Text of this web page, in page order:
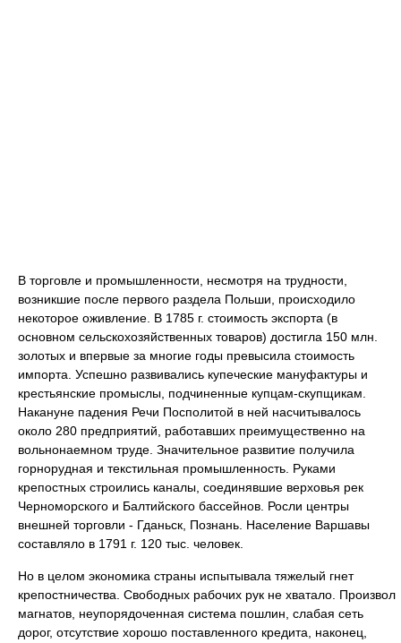
В торговле и промышленности, несмотря на трудности,
возникшие после первого раздела Польши, происходило
некоторое оживление. В 1785 г. стоимость экспорта (в
основном сельскохозяйственных товаров) достигла 150 млн.
золотых и впервые за многие годы превысила стоимость
импорта. Успешно развивались купеческие мануфактуры и
крестьянские промыслы, подчиненные купцам-скупщикам.
Накануне падения Речи Посполитой в ней насчитывалось
около 280 предприятий, работавших преимущественно на
вольнонаемном труде. Значительное развитие получила
горнорудная и текстильная промышленность. Руками
крепостных строились каналы, соединявшие верховья рек
Черноморского и Балтийского бассейнов. Росли центры
внешней торговли - Гданьск, Познань. Население Варшавы
составляло в 1791 г. 120 тыс. человек.
Но в целом экономика страны испытывала тяжелый гнет
крепостничества. Свободных рабочих рук не хватало. Произвол
магнатов, неупорядоченная система пошлин, слабая сеть
дорог, отсутствие хорошо поставленного кредита, наконец,